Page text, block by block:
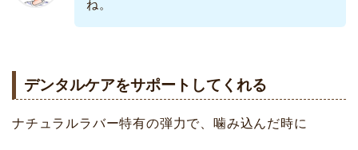
ね。
デンタルケアをサポートしてくれる
ナチュラルラバー特有の弾力で、噛み込んだ時に